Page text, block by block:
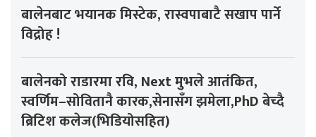
बालेनबाट भयानक मिस्टेक, रास्वपाबाटै सखाप पार्ने
विद्रोह !
बालेनको राडारमा रवि, Next मुभले आतंकित,
स्वर्णिम–सोवितानै कारक,सेनासँग झमेला,PhD बेच्दै
ब्रिटिश कलेज(भिडियोसहित)